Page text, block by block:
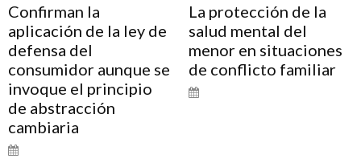
Confirman la
aplicación de la ley de
defensa del
consumidor aunque se
invoque el principio
de abstracción
cambiaria
La protección de la
salud mental del
menor en situaciones
de conflicto familiar